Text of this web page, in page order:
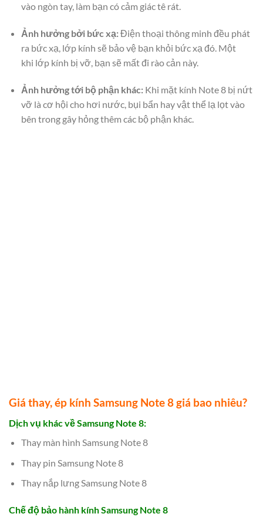
vào ngòn tay, làm bạn có cảm giác tê rát.
Ảnh hưởng bởi bức xạ:Điện thoại thông minh đều phát
ra bức xạ, lớp kính sẽ bảo vệ bạn khỏi bức xạ đó. Một
khi lớp kính bị vỡ, bạn sẽ mất đi rào cản này.
Ảnh hưởng tới bộ phận khác:Khi mặt kính Note 8 bị nứt
vỡ là cơ hội cho hơi nước, bụi bẩn hay vật thể lạ lọt vào
bên trong gây hỏng thêm các bộ phận khác.
Giá thay, ép kính Samsung Note 8 giá bao nhiêu?
Dịch vụ khác về Samsung Note 8:
Thay màn hình Samsung Note 8
Thay pin Samsung Note 8
Thay nắp lưng Samsung Note 8
Chế độ bảo hành kính Samsung Note 8